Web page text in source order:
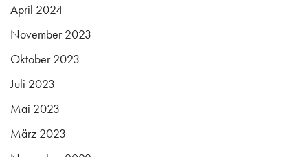
April 2024
November 2023
Oktober 2023
Juli 2023
Mai 2023
März 2023